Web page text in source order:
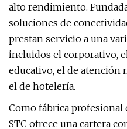
alto rendimiento.
soluciones de
prestan servicio a una
incluidos el corporativo,
educativo, el de atención
el de hotelería.
Como fábrica profesional
STC ofrece una cartera